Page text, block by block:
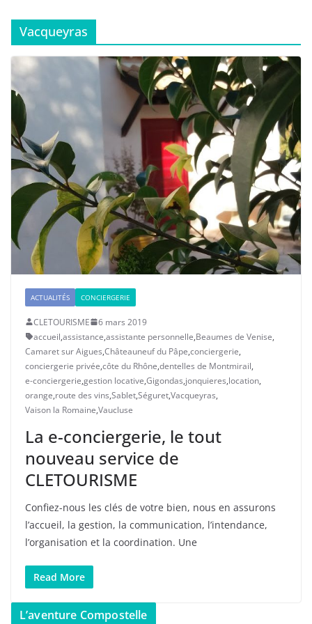
Vacqueyras
ACTUALITÉS CONCIERGERIE
CLETOURISME
6 mars 2019
accueil,assistance,assistante personnelle,Beaumes de Venise,
Camaret sur Aigues,Châteauneuf du Pâpe,conciergerie,
conciergerie privée,côte du Rhône,dentelles de Montmirail,
e-conciergerie,gestion locative,Gigondas,jonquieres,location,
orange,route des vins,Sablet,Séguret,Vacqueyras,
Vaison la Romaine,Vaucluse
La e-conciergerie, le tout
nouveau service de
CLETOURISME
Confiez-nous les clés de votre bien, nous en assurons
l’accueil, la gestion, la communication, l’intendance,
l’organisation et la coordination. Une
Read More
L’aventure Compostelle